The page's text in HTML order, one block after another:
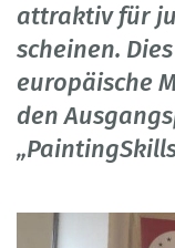
attraktiv für
scheinen.
europäische
den